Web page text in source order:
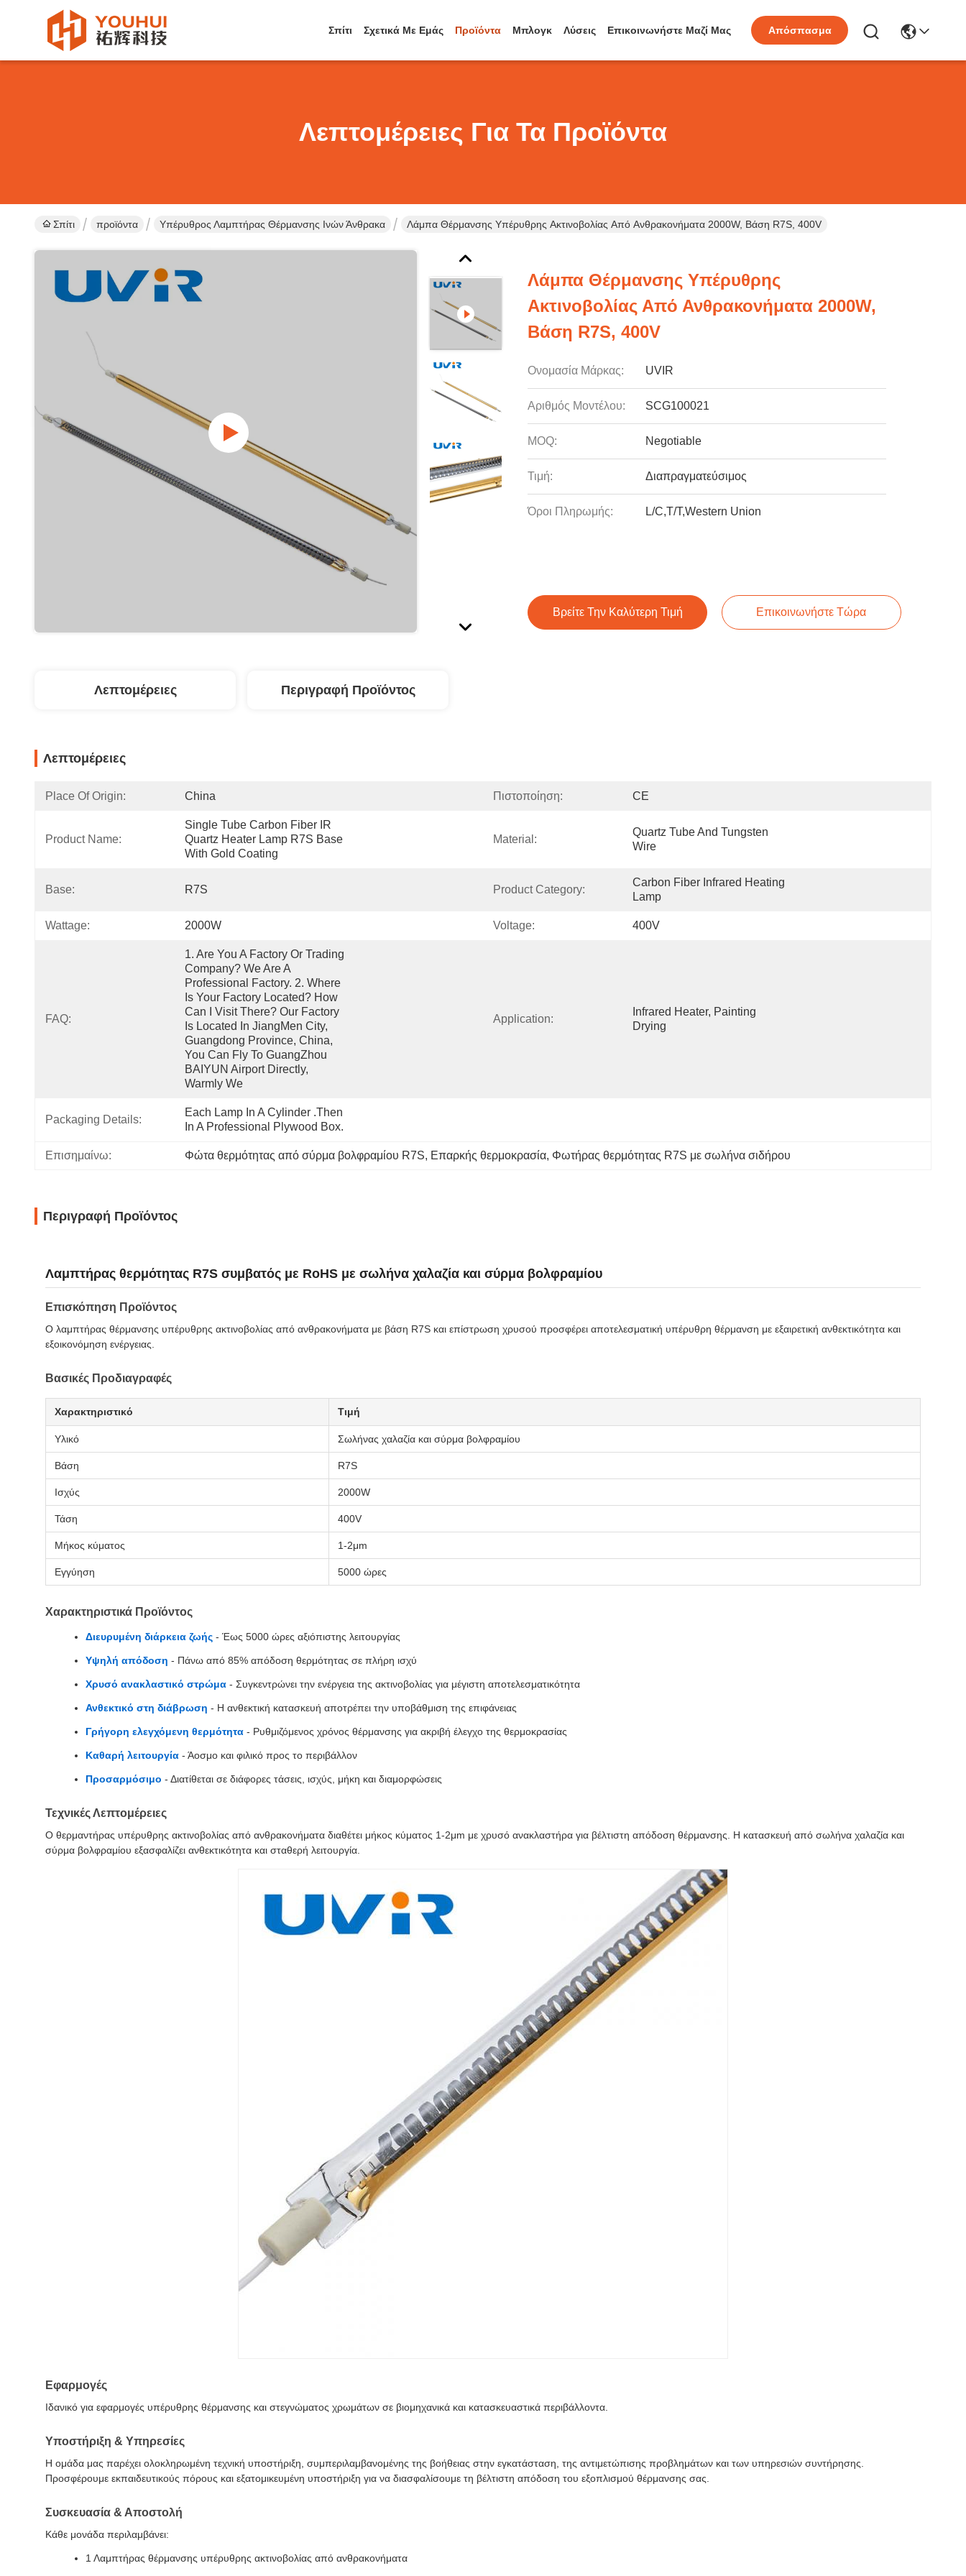
Σπίτι Σχετικά Με Εμάς Προϊόντα Μπλογκ Λύσεις Επικοινωνήστε Μαζί Μας Απόσπασμα
Λεπτομέρειες Για Τα Προϊόντα
Σπίτι προϊόντα Υπέρυθρος Λαμπτήρας Θέρμανσης Ινών Άνθρακα Λάμπα Θέρμανσης Υπέρυθρης Ακτινοβολίας Από Ανθρακονήματα 2000W, Βάση R7S, 400V
Λάμπα Θέρμανσης Υπέρυθρης
Ακτινοβολίας Από Ανθρακονήματα 2000W,
Βάση R7S, 400V
Ονομασία Μάρκας: UVIR
Αριθμός Μοντέλου: SCG100021
MOQ: Negotiable
Τιμή: Διαπραγματεύσιμος
Όροι Πληρωμής: L/C,T/T,Western Union
Βρείτε Την Καλύτερη Τιμή Επικοινωνήστε Τώρα
Λεπτομέρειες Περιγραφή Προϊόντος
Λεπτομέρειες
Place Of Origin: China Πιστοποίηση: CE
Product Name:
Single Tube Carbon Fiber IR
Quartz Heater Lamp R7S Base
With Gold Coating
Material:
Quartz Tube And Tungsten
Wire
Base: R7S Product Category:
Carbon Fiber Infrared Heating
Lamp
Wattage: 2000W Voltage: 400V
FAQ:
1. Are You A Factory Or Trading
Company? We Are A
Professional Factory. 2. Where
Is Your Factory Located? How
Can I Visit There? Our Factory
Is Located In JiangMen City,
Guangdong Province, China,
You Can Fly To GuangZhou
BAIYUN Airport Directly,
Warmly We
Application:
Infrared Heater, Painting
Drying
Packaging Details:
Each Lamp In A Cylinder .Then
In A Professional Plywood Box.
Επισημαίνω: Φώτα θερμότητας από σύρμα βολφραμίου R7S, Επαρκής θερμοκρασία, Φωτήρας θερμότητας R7S με σωλήνα σιδήρου
Περιγραφή Προϊόντος
Λαμπτήρας θερμότητας R7S συμβατός με RoHS με σωλήνα χαλαζία και σύρμα βολφραμίου
Επισκόπηση Προϊόντος
Ο λαμπτήρας θέρμανσης υπέρυθρης ακτινοβολίας από ανθρακονήματα με βάση R7S και επίστρωση χρυσού προσφέρει αποτελεσματική υπέρυθρη θέρμανση με εξαιρετική ανθεκτικότητα και
εξοικονόμηση ενέργειας.
Βασικές Προδιαγραφές
Χαρακτηριστικό Τιμή
Υλικό Σωλήνας χαλαζία και σύρμα βολφραμίου
Βάση R7S
Ισχύς 2000W
Τάση 400V
Μήκος κύματος 1-2μm
Εγγύηση 5000 ώρες
Χαρακτηριστικά Προϊόντος
Διευρυμένη διάρκεια ζωής - Έως 5000 ώρες αξιόπιστης λειτουργίας
Υψηλή απόδοση - Πάνω από 85% απόδοση θερμότητας σε πλήρη ισχύ
Χρυσό ανακλαστικό στρώμα - Συγκεντρώνει την ενέργεια της ακτινοβολίας για μέγιστη αποτελεσματικότητα
Ανθεκτικό στη διάβρωση - Η ανθεκτική κατασκευή αποτρέπει την υποβάθμιση της επιφάνειας
Γρήγορη ελεγχόμενη θερμότητα - Ρυθμιζόμενος χρόνος θέρμανσης για ακριβή έλεγχο της θερμοκρασίας
Καθαρή λειτουργία - Άοσμο και φιλικό προς το περιβάλλον
Προσαρμόσιμο - Διατίθεται σε διάφορες τάσεις, ισχύς, μήκη και διαμορφώσεις
Τεχνικές Λεπτομέρειες
Ο θερμαντήρας υπέρυθρης ακτινοβολίας από ανθρακονήματα διαθέτει μήκος κύματος 1-2μm με χρυσό ανακλαστήρα για βέλτιστη απόδοση θέρμανσης. Η κατασκευή από σωλήνα χαλαζία και
σύρμα βολφραμίου εξασφαλίζει ανθεκτικότητα και σταθερή λειτουργία.
Εφαρμογές
Ιδανικό για εφαρμογές υπέρυθρης θέρμανσης και στεγνώματος χρωμάτων σε βιομηχανικά και κατασκευαστικά περιβάλλοντα.
Υποστήριξη & Υπηρεσίες
Η ομάδα μας παρέχει ολοκληρωμένη τεχνική υποστήριξη, συμπεριλαμβανομένης της βοήθειας στην εγκατάσταση, της αντιμετώπισης προβλημάτων και των υπηρεσιών συντήρησης.
Προσφέρουμε εκπαιδευτικούς πόρους και εξατομικευμένη υποστήριξη για να διασφαλίσουμε τη βέλτιστη απόδοση του εξοπλισμού θέρμανσης σας.
Συσκευασία & Αποστολή
Κάθε μονάδα περιλαμβάνει:
1 Λαμπτήρας θέρμανσης υπέρυθρης ακτινοβολίας από ανθρακονήματα